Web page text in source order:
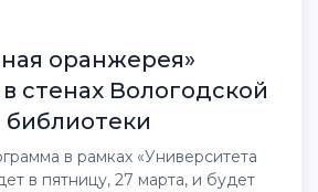
стенах Вологодской
библиотеки
в пятницу, 27 марта, и будет